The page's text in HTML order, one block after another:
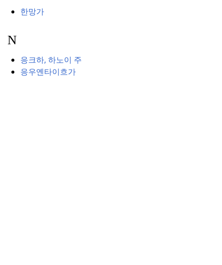
한망가
N
응크하, 하노이 주
응우옌타이흐가